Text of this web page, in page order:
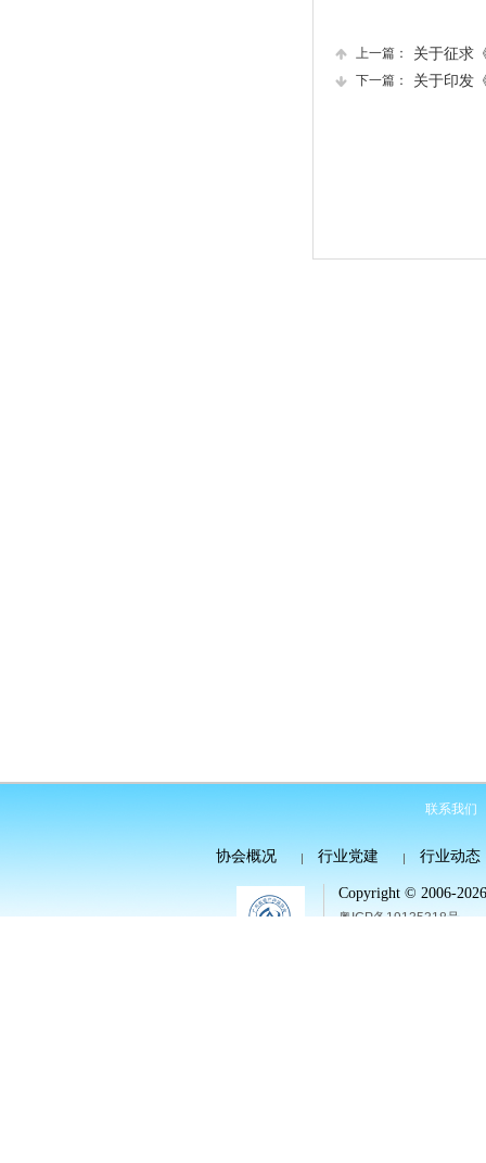
上一篇： 关于征求
下一篇： 关于印发
联系我们
协会概况 行业党建 行业动态
Copyright © 2006-
粤ICP备19135318号